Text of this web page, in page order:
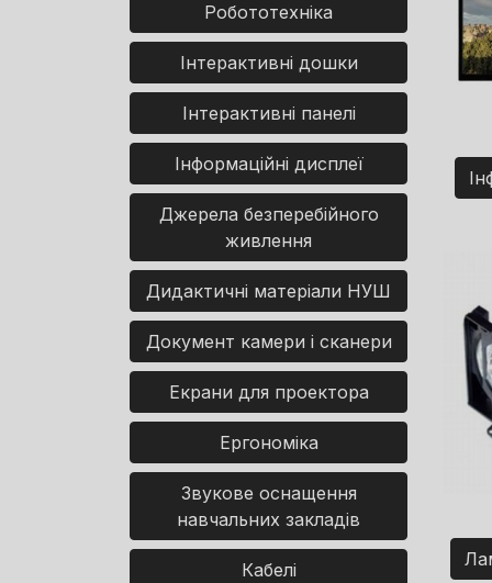
Робототехніка
Інтерактивні дошки
Інтерактивні панелі
Інформаційні дисплеї
Джерела безперебійного
живлення
Дидактичні матеріали НУШ
Документ камери і сканери
Екрани для проектора
Ергономіка
Звукове оснащення
навчальних закладів
Кабелі